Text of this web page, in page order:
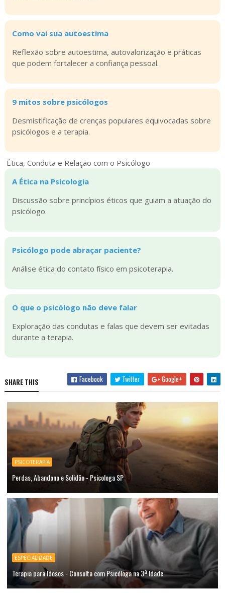
Como vai sua autoestima
Reflexão sobre autoestima, autovalorização e práticas
que podem fortalecer a confiança pessoal.
9 mitos sobre psicólogos
Desmistificação de crenças populares equivocadas sobre
psicólogos e a terapia.
Ética, Conduta e Relação com o Psicólogo
A Ética na Psicologia
Discussão sobre princípios éticos que guiam a atuação do
psicólogo.
Psicólogo pode abraçar paciente?
Análise ética do contato físico em psicoterapia.
O que o psicólogo não deve falar
Exploração das condutas e falas que devem ser evitadas
durante a terapia.
SHARE THIS Facebook Twitter Google+
PSICOTERAPIA
Perdas, Abandono e Solidão - Psicologa SP
ESPECIALIDADE
Terapia para Idosos - Consulta com Psicóloga na 3ª Idade